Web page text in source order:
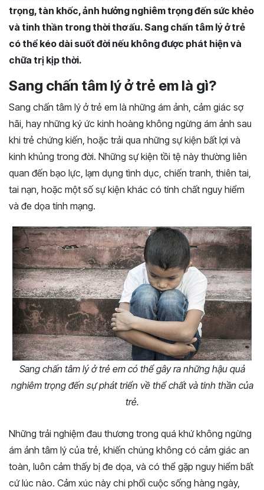
trọng, tàn khốc, ảnh hưởng nghiêm trọng đến sức khẻo
và tinh thần trong thời thơ ấu. Sang chấn tâm lý ở trẻ
có thể kéo dài suốt đời nếu không được phát hiện và
chữa trị kịp thời.
Sang chấn tâm lý ở trẻ em là gì?
Sang chấn tâm lý ở trẻ em là những ám ảnh, cảm giác sợ
hãi, hay những ký ức kinh hoàng không ngừng ám ảnh sau
khi trẻ chứng kiến, hoặc trải qua những sự kiện bất lợi và
kinh khủng trong đời. Những sự kiện tồi tệ này thường liên
quan đến bạo lực, lạm dụng tình dục, chiến tranh, thiên tai,
tai nạn, hoặc một số sự kiện khác có tính chất nguy hiểm
và đe dọa tính mạng.
Sang chấn tâm lý ở trẻ em có thể gây ra những hậu quả
nghiêm trọng đến sự phát triển về thể chất và tinh thần của
trẻ.
Những trải nghiệm đau thương trong quá khứ không ngừng
ám ảnh tâm lý của trẻ, khiến chúng không có cảm giác an
toàn, luôn cảm thấy bị đe dọa, và có thể gặp nguy hiểm bất
cứ lúc nào. Cảm xúc này chi phối cuộc sống hàng ngày,